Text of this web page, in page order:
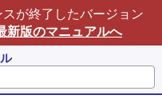
が終了したバージョン
新版のマニュアルへ